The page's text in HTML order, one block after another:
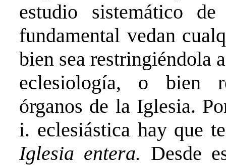
estudio sistemático
fundamental vedan
bien sea restringiéndola
eclesiología, o bien
órganos de la Iglesia.
i. eclesiástica hay que
Iglesia entera. Desde